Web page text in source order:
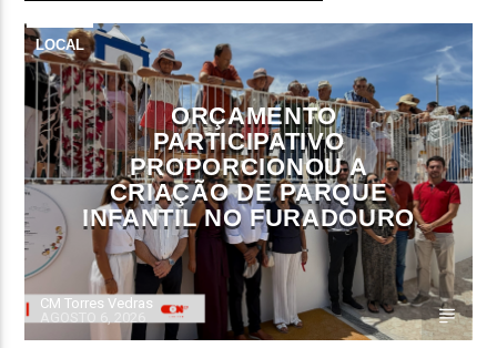
LOCAL
ORÇAMENTO
PARTICIPATIVO
PROPORCIONOU A
CRIAÇÃO DE PARQUE
INFANTIL NO FURADOURO
CM Torres Vedras